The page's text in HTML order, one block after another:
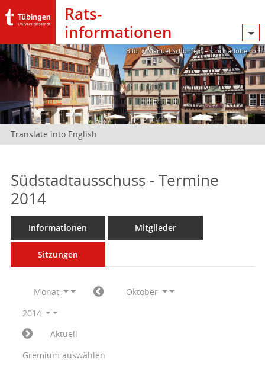
Rats­
informationen
Bild: @Manuel Schönfeld – stock.adobe.com
Translate into English
Südstadtausschuss - Termine
2014
Informationen Mitglieder
Sitzungen
Monat
Oktober
2014
Aktuell
Gremium auswählen